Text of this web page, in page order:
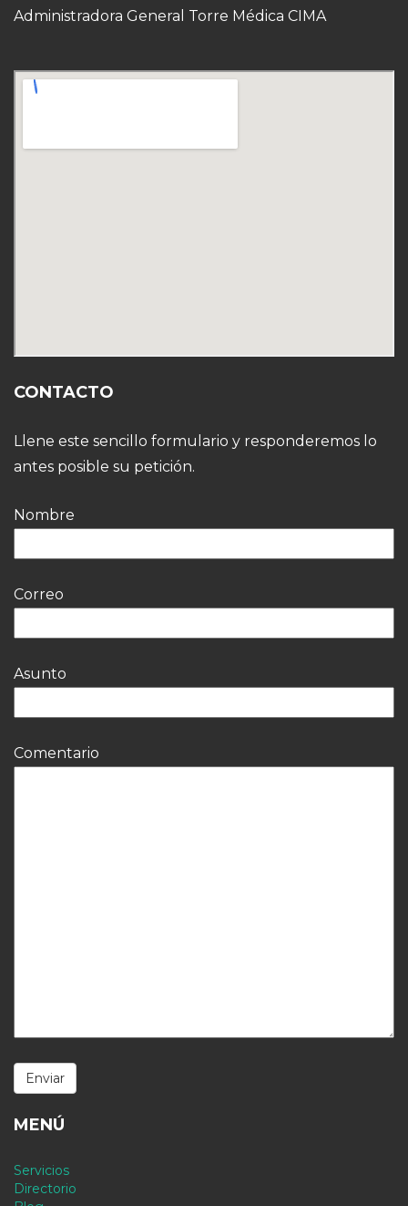
Administradora General Torre Médica CIMA
CONTACTO
Llene este sencillo formulario y responderemos lo
antes posible su petición.
Nombre
Correo
Asunto
Comentario
MENÚ
Servicios
Directorio